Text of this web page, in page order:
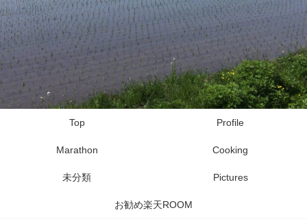
Top Profile
Marathon Cooking
未分類 Pictures
お勧め楽天ROOM